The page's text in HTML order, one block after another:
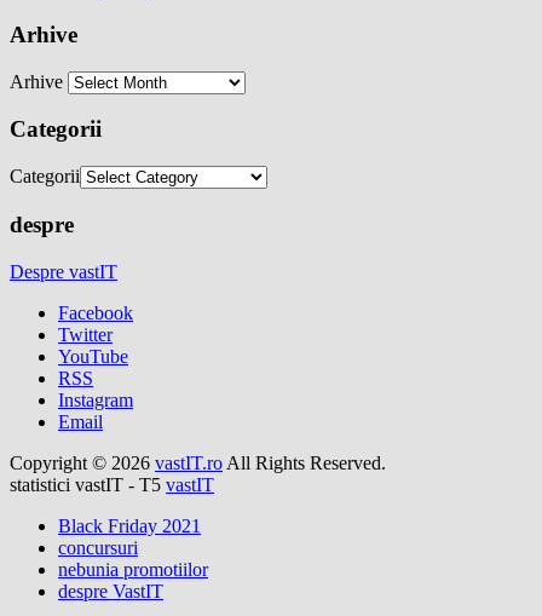
Arhive
Arhive
Categorii
Categorii
despre
Despre vastIT
Facebook
Twitter
YouTube
RSS
Instagram
Email
Copyright © 2026 vastIT.ro All Rights Reserved.
statistici vastIT - T5 vastIT
Black Friday 2021
concursuri
nebunia promotiilor
despre VastIT